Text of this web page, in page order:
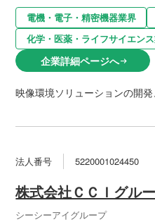
電機・電子・精密機器業界
化学・医薬・ライフサイエン
企業詳細ページへarrow_right_alt
映像環境ソリューションの開
法人番号 5220001024450
株式会社ＣＣＩグル
シーシーアイグループ